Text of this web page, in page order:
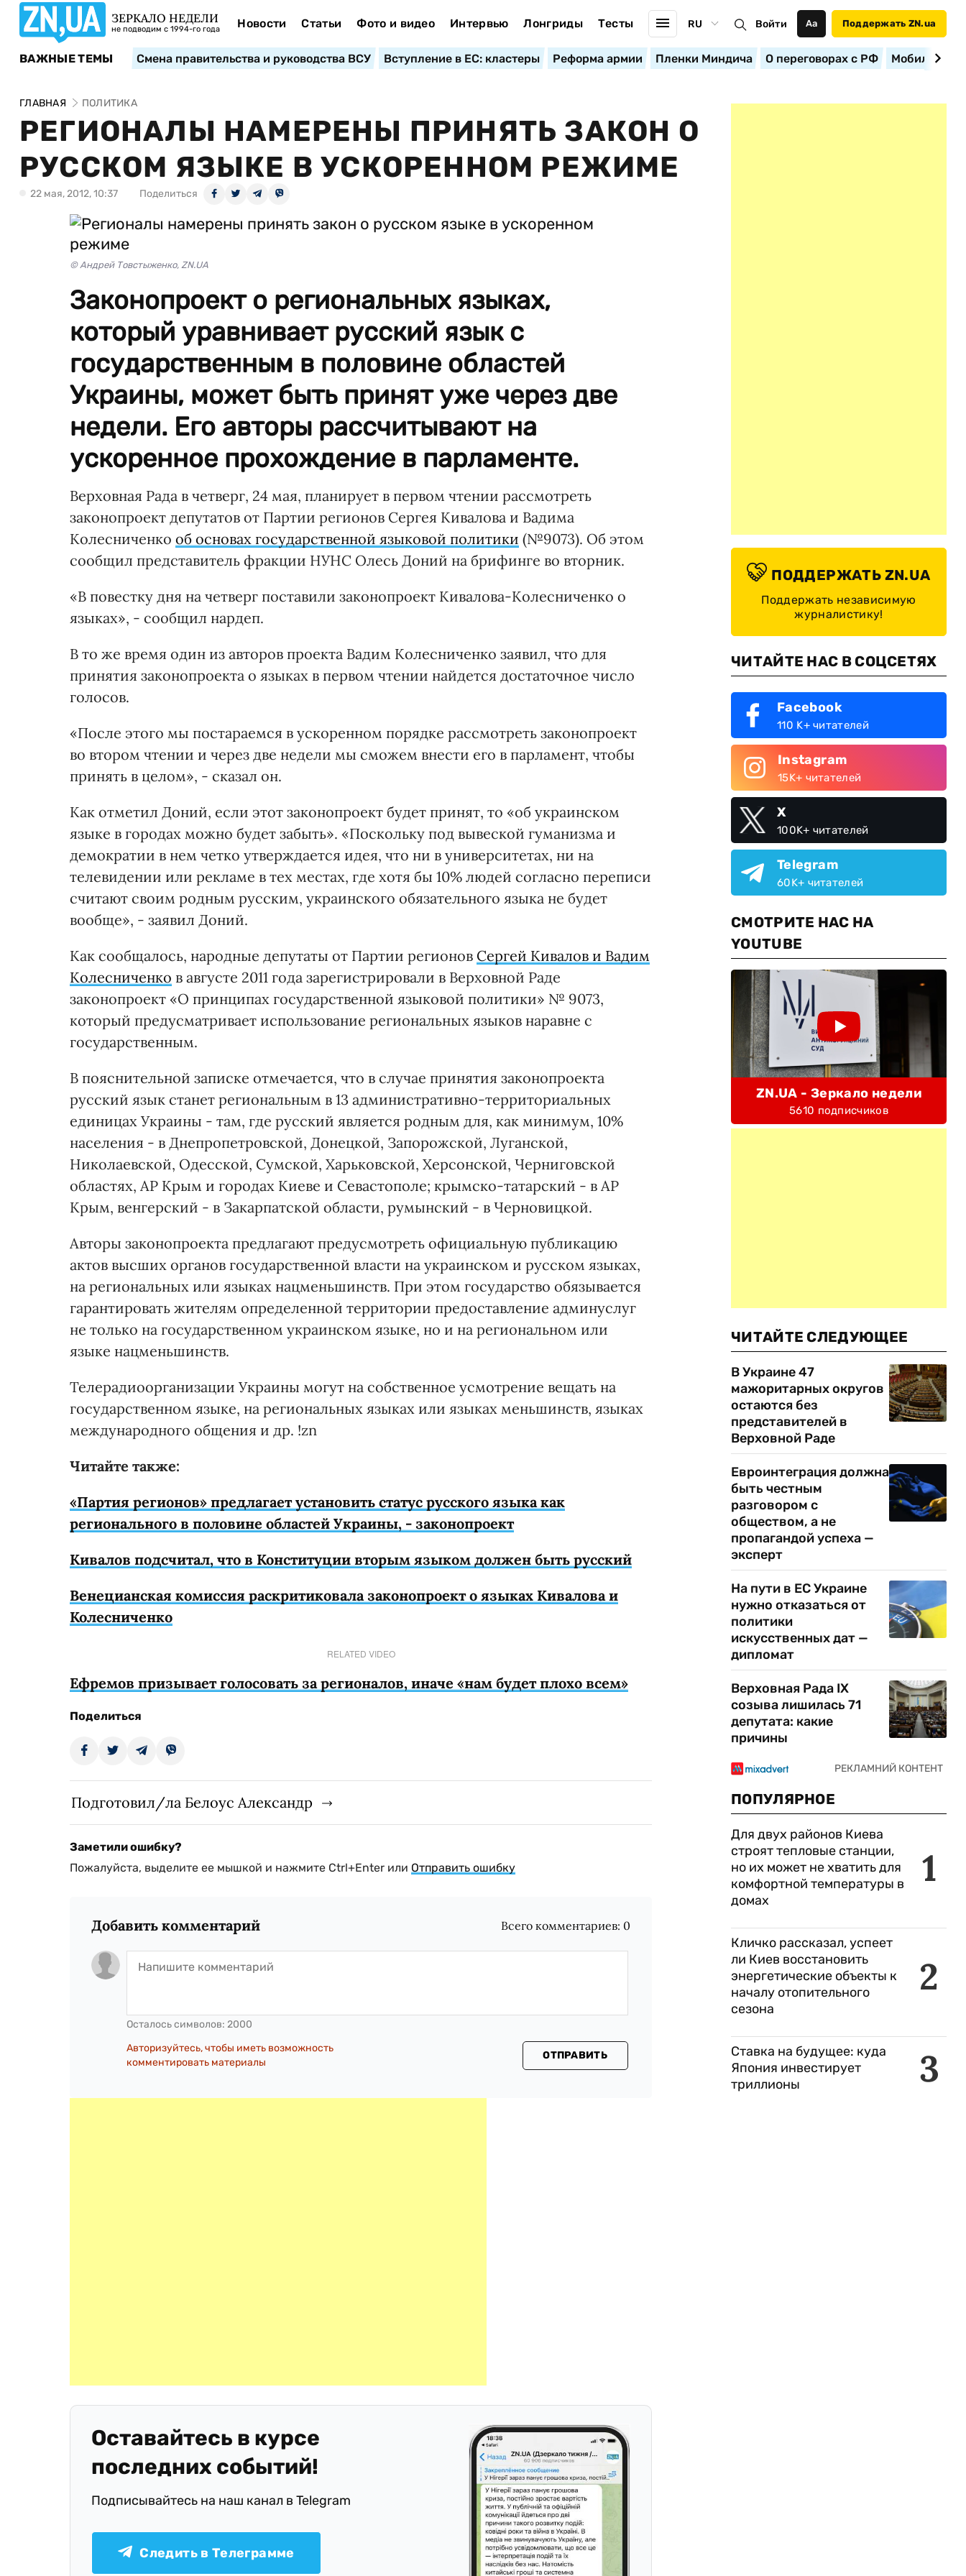
ЗЕРКАЛО НЕДЕЛИ
не подводим с 1994-го года Новости Статьи Фото и видео Интервью Лонгриды Тесты RU Войти Аа Поддержать ZN.ua
ВАЖНЫЕ ТЕМЫ Смена правительства и руководства ВСУ Вступление в ЕС: кластеры Реформа армии Пленки Миндича О переговорах с РФ
ГЛАВНАЯ ПОЛИТИКА
РЕГИОНАЛЫ НАМЕРЕНЫ ПРИНЯТЬ ЗАКОН О
РУССКОМ ЯЗЫКЕ В УСКОРЕННОМ РЕЖИМЕ
22 мая, 2012, 10:37 Поделиться
© Андрей Товстыженко, ZN.UA
Законопроект о региональных языках,
который уравнивает русский язык с
государственным в половине областей
Украины, может быть принят уже через две
недели. Его авторы рассчитывают на
ускоренное прохождение в парламенте.
Верховная Рада в четверг, 24 мая, планирует в первом чтении рассмотреть
законопроект депутатов от Партии регионов Сергея Кивалова и Вадима
Колесниченко об основах государственной языковой политики (№9073). Об этом
сообщил представитель фракции НУНС Олесь Доний на брифинге во вторник.
«В повестку дня на четверг поставили законопроект Кивалова-Колесниченко о
языках», - сообщил нардеп.
В то же время один из авторов проекта Вадим Колесниченко заявил, что для
принятия законопроекта о языках в первом чтении найдется достаточное число
голосов.
«После этого мы постараемся в ускоренном порядке рассмотреть законопроект
во втором чтении и через две недели мы сможем внести его в парламент, чтобы
принять в целом», - сказал он.
Как отметил Доний, если этот законопроект будет принят, то «об украинском
языке в городах можно будет забыть». «Поскольку под вывеской гуманизма и
демократии в нем четко утверждается идея, что ни в университетах, ни на
телевидении или рекламе в тех местах, где хотя бы 10% людей согласно переписи
считают своим родным русским, украинского обязательного языка не будет
вообще», - заявил Доний.
Как сообщалось, народные депутаты от Партии регионов Сергей Кивалов и Вадим
Колесниченко в августе 2011 года зарегистрировали в Верховной Раде
законопроект «О принципах государственной языковой политики» № 9073,
который предусматривает использование региональных языков наравне с
государственным.
В пояснительной записке отмечается, что в случае принятия законопроекта
русский язык станет региональным в 13 административно-территориальных
единицах Украины - там, где русский является родным для, как минимум, 10%
населения - в Днепропетровской, Донецкой, Запорожской, Луганской,
Николаевской, Одесской, Сумской, Харьковской, Херсонской, Черниговской
областях, АР Крым и городах Киеве и Севастополе; крымско-татарский - в АР
Крым, венгерский - в Закарпатской области, румынский - в Черновицкой.
Авторы законопроекта предлагают предусмотреть официальную публикацию
актов высших органов государственной власти на украинском и русском языках,
на региональных или языках нацменьшинств. При этом государство обязывается
гарантировать жителям определенной территории предоставление админуслуг
не только на государственном украинском языке, но и на региональном или
языке нацменьшинств.
Телерадиоорганизации Украины могут на собственное усмотрение вещать на
государственном языке, на региональных языках или языках меньшинств, языках
международного общения и др. !zn
Читайте также:
«Партия регионов» предлагает установить статус русского языка как
регионального в половине областей Украины, - законопроект
Кивалов подсчитал, что в Конституции вторым языком должен быть русский
Венецианская комиссия раскритиковала законопроект о языках Кивалова и
Колесниченко
RELATED VIDEO
Ефремов призывает голосовать за регионалов, иначе «нам будет плохо всем»
Поделиться
Подготовил/ла Белоус Александр
Заметили ошибку?
Пожалуйста, выделите ее мышкой и нажмите Ctrl+Enter или Отправить ошибку
Добавить комментарий Всего комментариев: 0
Осталось символов: 2000
Авторизуйтесь, чтобы иметь возможность
комментировать материалы
ОТПРАВИТЬ
Оставайтесь в курсе
последних событий!
Подписывайтесь на наш канал в Telegram
Следить в Телеграмме
ПОДДЕРЖАТЬ ZN.UA
Поддержать независимую
журналистику!
ЧИТАЙТЕ НАС В СОЦСЕТЯХ
Facebook
110 K+ читателей
Instagram
15K+ читателей
X
100K+ читателей
Telegram
60K+ читателей
СМОТРИТЕ НАС НА
YOUTUBE
ZN.UA - Зеркало недели
5610 подписчиков
ЧИТАЙТЕ СЛЕДУЮЩЕЕ
В Украине 47
мажоритарных округов
остаются без
представителей в
Верховной Раде
Евроинтеграция должна
быть честным
разговором с
обществом, а не
пропагандой успеха —
эксперт
На пути в ЕС Украине
нужно отказаться от
политики
искусственных дат —
дипломат
Верховная Рада IX
созыва лишилась 71
депутата: какие
причины
ПОПУЛЯРНОЕ
1
Для двух районов Киева
строят тепловые станции,
но их может не хватить для
комфортной температуры в
домах
2
Кличко рассказал, успеет
ли Киев восстановить
энергетические объекты к
началу отопительного
сезона
3
Ставка на будущее: куда
Япония инвестирует
триллионы